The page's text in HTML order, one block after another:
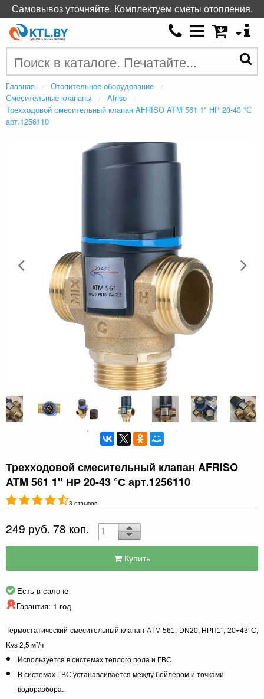
Главная
Отопительное оборудование
Смесительные клапаны
Afriso
Трехходовой смесительный клапан AFRISO ATM 561 1" НР 20-43 °С
арт.1256110
Трехходовой смесительный клапан AFRISO
ATM 561 1" НР 20-43 °С арт.1256110
3 отзывов
249 руб. 78 коп.
Купить
Есть в салоне
Гарантия: 1 год
Термостатический смесительный клапан ATM 561, DN20, НРП1", 20÷43°C,
Kvs 2,5 м³/ч
Используется в системах теплого пола и ГВС.
В системах ГВС устанавливается между бойлером и точками
водоразбора.
Самовывоз уточняйте. Комплектуем сметы отопления.